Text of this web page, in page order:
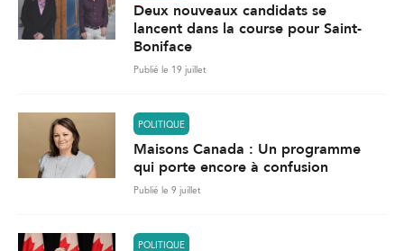
Deux nouveaux candidats se
lancent dans la course pour Saint-
Boniface
Publié le 19 juillet
POLITIQUE
Maisons Canada : Un programme
qui porte encore à confusion
Publié le 9 juillet
POLITIQUE